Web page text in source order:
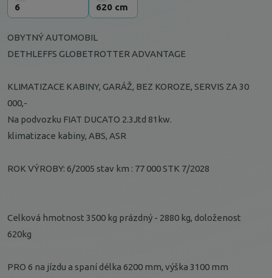
6 620 cm
OBYTNÝ AUTOMOBIL
DETHLEFFS GLOBETROTTER ADVANTAGE
KLIMATIZACE KABINY, GARÁŽ, BEZ KOROZE, SERVIS ZA 30
000,-
Na podvozku FIAT DUCATO 2.3Jtd 81kw.
klimatizace kabiny, ABS, ASR
ROK VÝROBY: 6/2005 stav km : 77 000 STK 7/2028
Celková hmotnost 3500 kg prázdný - 2880 kg, doloženost
620kg
PRO 6 na jízdu a spaní délka 6200 mm, výška 3100 mm